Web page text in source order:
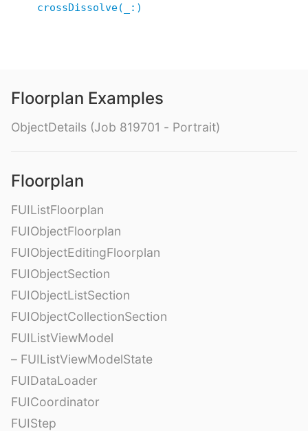
crossDissolve(_:)
Floorplan Examples
ObjectDetails (Job 819701 - Portrait)
Floorplan
FUIListFloorplan
FUIObjectFloorplan
FUIObjectEditingFloorplan
FUIObjectSection
FUIObjectListSection
FUIObjectCollectionSection
FUIListViewModel
– FUIListViewModelState
FUIDataLoader
FUICoordinator
FUIStep